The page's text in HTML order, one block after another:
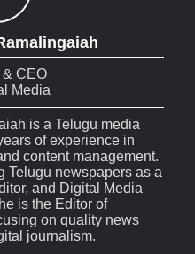
& CEO
Media
is a Telugu media
of experience in
content management.
Telugu newspapers as a
and Digital Media
is the Editor of
on quality news
journalism.